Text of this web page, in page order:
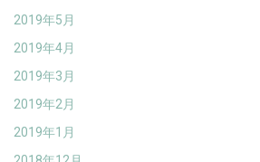
2019年5月
2019年4月
2019年3月
2019年2月
2019年1月